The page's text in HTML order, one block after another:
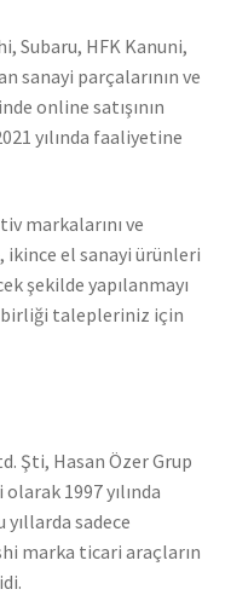
Subaru, HFK Kanuni,
sanayi parçalarının ve
online satışının
yılında faaliyetine
markalarını ve
ikince el sanayi ürünleri
şekilde yapılanmayı
talepleriniz için
Şti, Hasan Özer Grup
1997 yılında
sadece
marka ticari araçların